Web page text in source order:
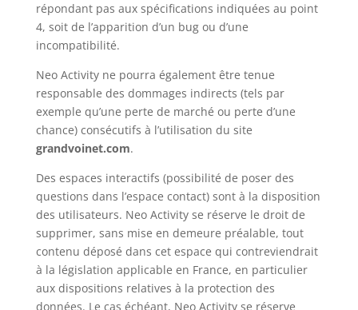
répondant pas aux spécifications indiquées au point
4, soit de l’apparition d’un bug ou d’une
incompatibilité.
Neo Activity ne pourra également être tenue
responsable des dommages indirects (tels par
exemple qu’une perte de marché ou perte d’une
chance) consécutifs à l’utilisation du site
grandvoinet.com.
Des espaces interactifs (possibilité de poser des
questions dans l’espace contact) sont à la disposition
des utilisateurs. Neo Activity se réserve le droit de
supprimer, sans mise en demeure préalable, tout
contenu déposé dans cet espace qui contreviendrait
à la législation applicable en France, en particulier
aux dispositions relatives à la protection des
données. Le cas échéant, Neo Activity se réserve